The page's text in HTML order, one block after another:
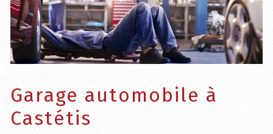
Garage automobile à
Castétis